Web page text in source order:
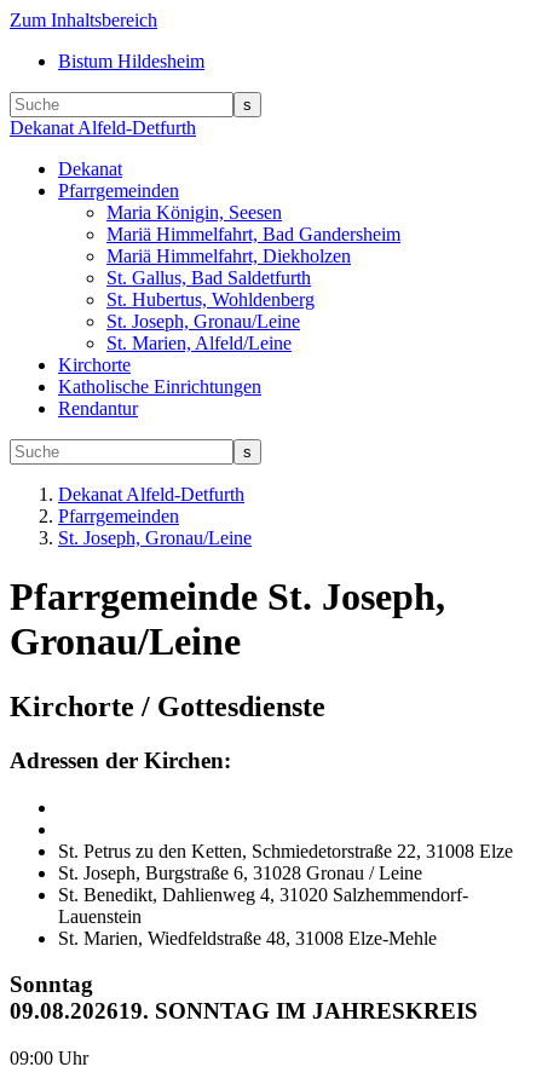
Zum Inhaltsbereich
Bistum Hildesheim
Dekanat Alfeld-Detfurth
Dekanat
Pfarrgemeinden
Maria Königin, Seesen
Mariä Himmelfahrt, Bad Gandersheim
Mariä Himmelfahrt, Diekholzen
St. Gallus, Bad Saldetfurth
St. Hubertus, Wohldenberg
St. Joseph, Gronau/Leine
St. Marien, Alfeld/Leine
Kirchorte
Katholische Einrichtungen
Rendantur
Dekanat Alfeld-Detfurth
Pfarrgemeinden
St. Joseph, Gronau/Leine
Pfarrgemeinde St. Joseph,
Gronau/Leine
Kirchorte / Gottesdienste
Adressen der Kirchen:
St. Petrus zu den Ketten, Schmiedetorstraße 22, 31008 Elze
St. Joseph, Burgstraße 6, 31028 Gronau / Leine
St. Benedikt, Dahlienweg 4, 31020 Salzhemmendorf-
Lauenstein
St. Marien, Wiedfeldstraße 48, 31008 Elze-Mehle
Sonntag
09.08.202619. SONNTAG IM JAHRESKREIS
09:00 Uhr